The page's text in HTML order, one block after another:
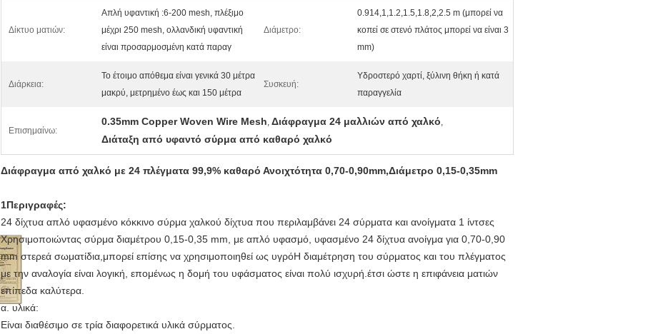
Δίκτυο ματιών:
Απλή υφαντική :6-200 mesh, πλέξιμο
μέχρι 250 mesh, ολλανδική υφαντική
είναι προσαρμοσμένη κατά παραγ
Διάμετρο:
0.914,1,1.2,1.5,1.8,2,2.5 m (μπορεί να
κοπεί σε στενό πλάτος μπορεί να είναι 3
mm)
Διάρκεια:
Το έτοιμο απόθεμα είναι γενικά 30 μέτρα
μακρύ, μετρημένο έως και 150 μέτρα
Συσκευή:
Υδροστερό χαρτί, ξύλινη θήκη ή κατά
παραγγελία
Επισημαίνω:
0.35mm Copper Woven Wire Mesh, Διάφραγμα 24 μαλλιών από χαλκό,
Διάταξη από υφαντό σύρμα από καθαρό χαλκό
Διάφραγμα από χαλκό με 24 πλέγματα 99,9% καθαρό Ανοιχτότητα 0,70-0,90mm,Διάμετρο 0,15-0,35mm
1Περιγραφές:
24 δίχτυα απλό υφασμένο κόκκινο σύρμα χαλκού δίχτυα που περιλαμβάνει 24 σύρματα και ανοίγματα 1 ίντσες
Χρησιμοποιώντας σύρμα διαμέτρου 0,15-0,35 mm, με απλό υφασμό, υφασμένο 24 δίχτυα ανοίγμα για 0,70-0,90
mm στερεά σωματίδια,μπορεί επίσης να χρησιμοποιηθεί ως υγρόΗ διαμέτρηση του σύρματος και του πλέγματος
με την αναλογία είναι λογική, επομένως η δομή του υφάσματος είναι πολύ ισχυρή.έτσι ώστε η επιφάνεια ματιών
επίπεδα καλύτερα.
α. υλικά:
Είναι διαθέσιμο σε τρία διαφορετικά υλικά σύρματος.